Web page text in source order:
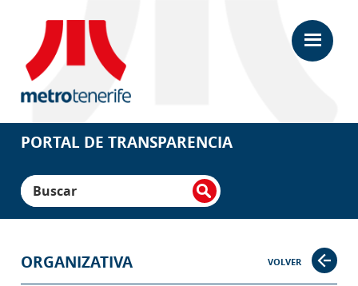
contenido
principal
barra
lateral
principal
Portal
de
Transparencia
PORTAL DE TRANSPARENCIA
Buscar
ORGANIZATIVA VOLVER